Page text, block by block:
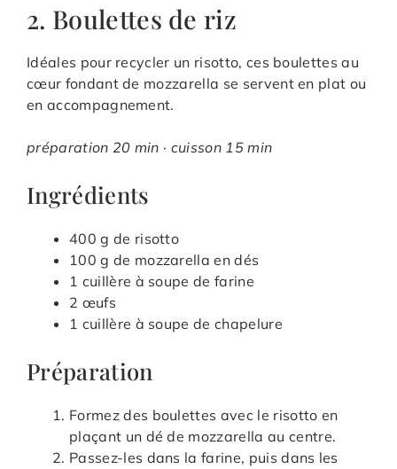
2. Boulettes de riz
Idéales pour recycler un risotto, ces boulettes au
cœur fondant de mozzarella se servent en plat ou
en accompagnement.
préparation 20 min · cuisson 15 min
Ingrédients
400 g de risotto
100 g de mozzarella en dés
1 cuillère à soupe de farine
2 œufs
1 cuillère à soupe de chapelure
Préparation
Formez des boulettes avec le risotto en
plaçant un dé de mozzarella au centre.
Passez-les dans la farine, puis dans les